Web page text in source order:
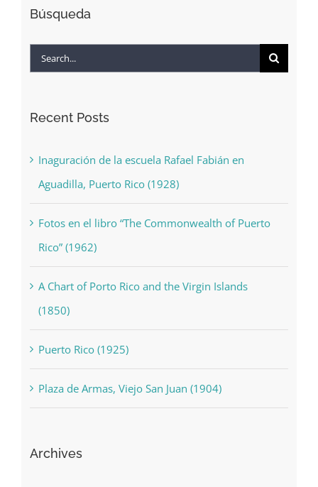
Búsqueda
Search
Recent Posts
Inaguración de la escuela Rafael Fabián en
Aguadilla, Puerto Rico (1928)
Fotos en el libro “The Commonwealth of Puerto
Rico” (1962)
A Chart of Porto Rico and the Virgin Islands
(1850)
Puerto Rico (1925)
Plaza de Armas, Viejo San Juan (1904)
Archives